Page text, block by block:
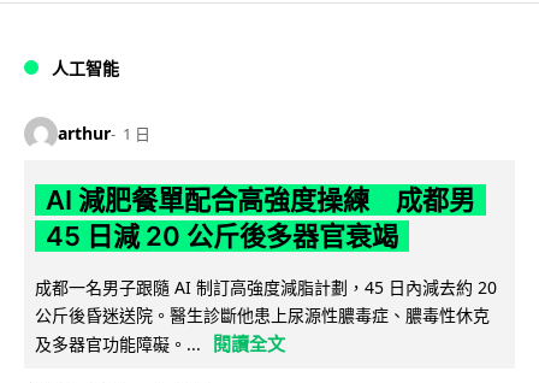
人工智能
arthur 1 日
AI 減肥餐單配合高強度操練 成都男
45 日減 20 公斤後多器官衰竭
成都一名男子跟隨 AI 制訂高強度減脂計劃，45 日內減去約 20
公斤後昏迷送院。醫生診斷他患上尿源性膿毒症、膿毒性休克
及多器官功能障礙。...
閱讀全文